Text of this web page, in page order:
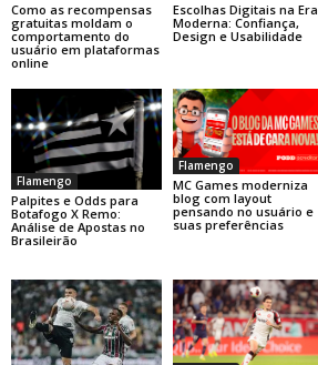
Como as recompensas
gratuitas moldam o
comportamento do
usuário em plataformas
online
Escolhas Digitais na Era
Moderna: Confiança,
Design e Usabilidade
Flamengo
Palpites e Odds para
Botafogo X Remo:
Análise de Apostas no
Brasileirão
Flamengo
MC Games moderniza
blog com layout
pensando no usuário e
suas preferências